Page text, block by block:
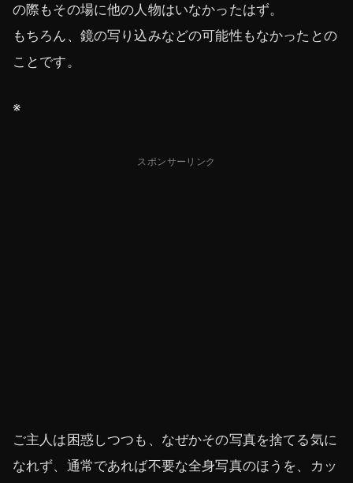
の際もその場に他の人物はいなかったはず。
もちろん、鏡の写り込みなどの可能性もなかったとの
ことです。
※
スポンサーリンク
ご主人は困惑しつつも、なぜかその写真を捨てる気に
なれず、通常であれば不要な全身写真のほうを、カッ